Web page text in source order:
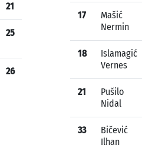
21
25
26
17
Mašić
Nermin
18
Islamagić
Vernes
21
Pušilo
Nidal
33
Bičević
Ilhan